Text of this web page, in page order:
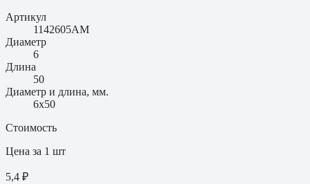
Артикул
1142605AM
Диаметр
6
Длина
50
Диаметр и длина, мм.
6х50
Стоимость
Цена за 1 шт
5,4 ₽